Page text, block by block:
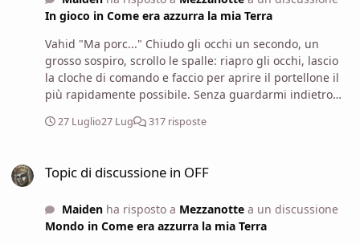
In gioco in Come era azzurra la mia Terra
Vahid "Ma porc..." Chiudo gli occhi un secondo, un
grosso sospiro, scrollo le spalle: riapro gli occhi, lascio
la cloche di comando e faccio per aprire il portellone il
più rapidamente possibile. Senza guardarmi indietro
niente: sto solo letteralmente cercando di salvarmi la
27 Luglio27 Lug 317 risposte
Topic di discussione in OFF
Maidenha risposto a Mezzanottea un discussione
Mondo in Come era azzurra la mia Terra